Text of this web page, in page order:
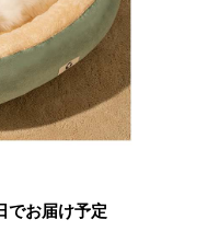
でお届け予定